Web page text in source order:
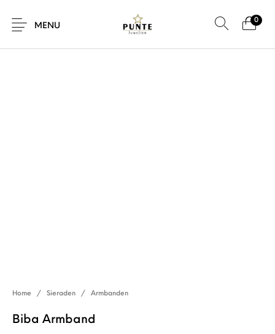
MENU
0
Home / Sieraden / Armbanden
Biba Armband